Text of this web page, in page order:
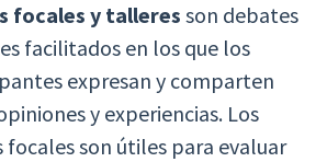
focales y talleres son debates
facilitados en los que los
expresan y comparten
y experiencias. Los
focales son útiles para evaluar